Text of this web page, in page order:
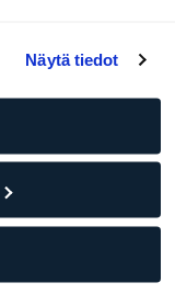
Näytä tiedot